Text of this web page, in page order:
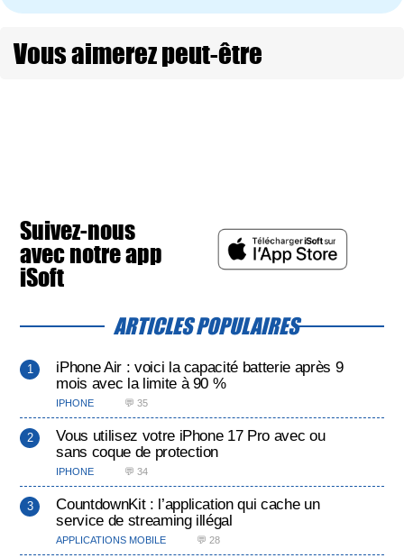
Vous aimerez peut-être
Suivez-nous
avec notre app
iSoft
ARTICLES POPULAIRES
iPhone Air : voici la capacité batterie après 9
mois avec la limite à 90 %
IPHONE 💬 35
Vous utilisez votre iPhone 17 Pro avec ou
sans coque de protection
IPHONE 💬 34
CountdownKit : l’application qui cache un
service de streaming illégal
APPLICATIONS MOBILE 💬 28